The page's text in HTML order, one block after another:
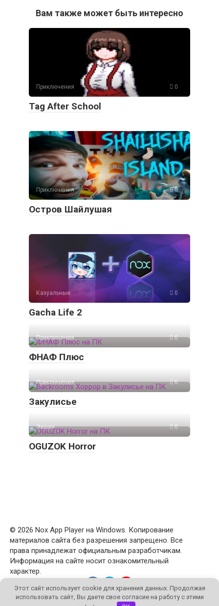
Вам также может быть интересно
Приключения 0
Tag After School
Приключения 0
Остров Шайлушая
Казуальные 0
Gacha Life 2
Приключения 0
ФНАФ Плюс
Приключения 0
Закулисье
Экшен 0
OGUZOK Horror
© 2026 Nox App Player на Windows. Копирование
материалов сайта без разрешения запрещено. Все
права принадлежат официальным разработчикам.
Информация на сайте носит ознакомительный
характер.
Этот сайт использует cookie для хранения данных. Продолжая
использовать сайт, Вы даете свое согласие на работу с этими